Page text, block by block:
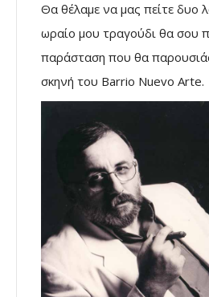
Θα θέλαμε να μας πείτε δυο
ωραίο μου τραγούδι θα σου
παράσταση που θα
σκηνή του Barrio Nuevo Arte.